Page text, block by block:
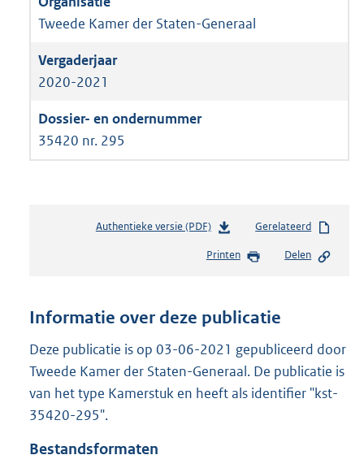
Tweede Kamer der Staten-Generaal
2020-2021
35420 nr. 295
Authentieke versie (PDF)b
s
n
s
r
o
Gerelateerd
Printen Delen
Informatie over deze publicatie
Deze publicatie is op 03-06-2021 gepubliceerd door
Tweede Kamer der Staten-Generaal. De publicatie is
van het type Kamerstuk en heeft als identifier "kst-
35420-295".
Bestandsformaten